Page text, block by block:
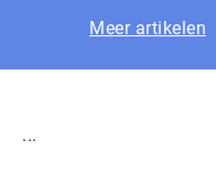
Meer artikelen
...